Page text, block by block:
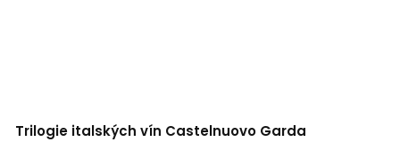
Trilogie italských vín Castelnuovo Garda